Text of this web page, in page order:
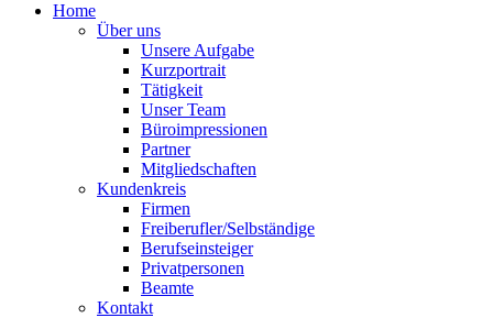
Home
Über uns
Unsere Aufgabe
Kurzportrait
Tätigkeit
Unser Team
Büroimpressionen
Partner
Mitgliedschaften
Kundenkreis
Firmen
Freiberufler/Selbständige
Berufseinsteiger
Privatpersonen
Beamte
Kontakt